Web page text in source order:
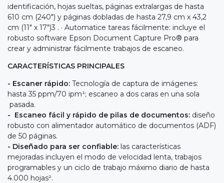
identificación, hojas sueltas, páginas extralargas de hasta
610 cm (240") y páginas dobladas de hasta 27,9 cm x 43,2
cm (11" x 17")3 . · Automatice tareas fácilmente: incluye el
robusto software Epson Document Capture Pro® para
crear y administrar fácilmente trabajos de escaneo.
CARACTERÍSTICAS PRINCIPALES
- Escaner rápido: Tecnología de captura de imágenes:
hasta 35 ppm/70 ipm¹; escaneo a dos caras en una sola
pasada.
- Escaneo fácil y rápido de pilas de documentos: diseño
robusto con alimentador automático de documentos (ADF)
de 50 páginas.
- Diseñado para ser confiable: las características
mejoradas incluyen el modo de velocidad lenta, trabajos
programables y un ciclo de trabajo máximo diario de hasta
4.000 hojas².